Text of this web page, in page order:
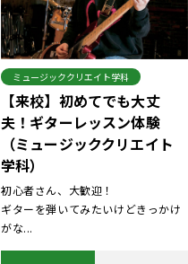
ミュージッククリエイト学科
【来校】初めてでも大丈
夫！ギターレッスン体験
（ミュージッククリエイト
学科）
初心者さん、大歓迎！
ギターを弾いてみたいけどきっかけ
がな...